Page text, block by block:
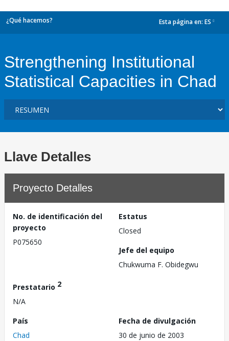
¿Qué hacemos? Esta página en: ES
Strengthening Institutional
Statistical Capacities in Chad
Llave Detalles
Proyecto Detalles
No. de identificación del
proyecto
P075650
Estatus
Closed
Jefe del equipo
Chukwuma F. Obidegwu
Prestatario 2
N/A
País
Chad
Fecha de divulgación
30 de junio de 2003